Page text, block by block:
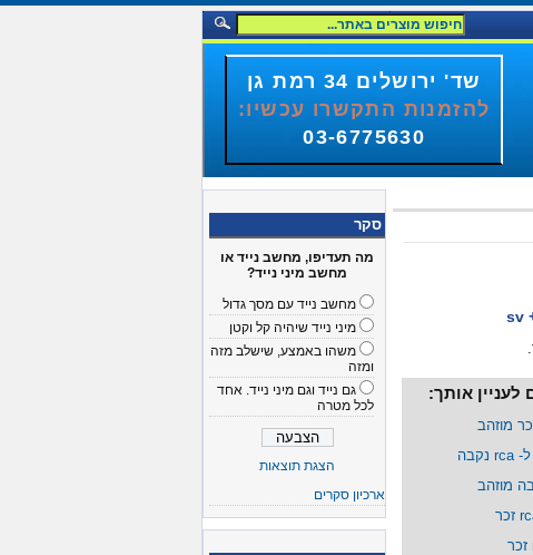
שד' ירושלים 34 רמת גן
להזמנות התקשרו עכשיו:
03-6775630
סקר
מה תעדיפו, מחשב נייד או
מחשב מיני נייד?
מחשב נייד עם מסך גדול
מיני נייד שיהיה קל וקטן
משהו באמצע, שישלב מזה
ומזה
גם נייד וגם מיני נייד. אחד
לכל מטרה
הצגת תוצאות
ארכיון סקרים
לעניין אותך: